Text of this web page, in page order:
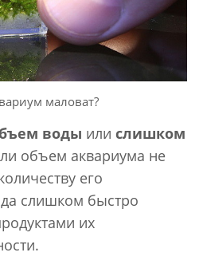
маловат?
воды или слишком
объем аквариума не
его
слишком быстро
их